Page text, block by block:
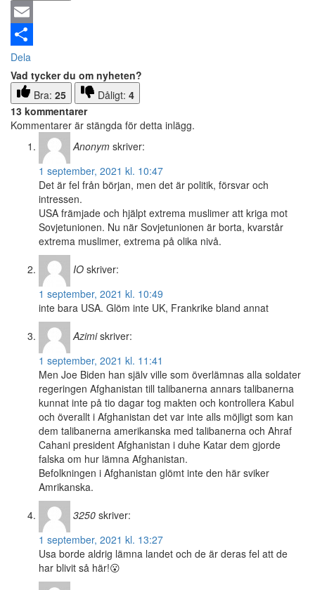
Email
Dela
Vad tycker du om nyheten?
Bra: 25 Dåligt: 4
13 kommentarer
Kommentarer är stängda för detta inlägg.
Anonym skriver:
1 september, 2021 kl. 10:47
Det är fel från början, men det är politik, försvar och
intressen.
USA främjade och hjälpt extrema muslimer att kriga mot
Sovjetunionen. Nu när Sovjetunionen är borta, kvarstår
extrema muslimer, extrema på olika nivå.
IO skriver:
1 september, 2021 kl. 10:49
inte bara USA. Glöm inte UK, Frankrike bland annat
Azimi skriver:
1 september, 2021 kl. 11:41
Men Joe Biden han själv ville som överlämnas alla soldater
regeringen Afghanistan till talibanerna annars talibanerna
kunnat inte på tio dagar tog makten och kontrollera Kabul
och överallt i Afghanistan det var inte alls möjligt som kan
dem talibanerna amerikanska med talibanerna och Ahraf
Cahani president Afghanistan i duhe Katar dem gjorde
falska om hur lämna Afghanistan.
Befolkningen i Afghanistan glömt inte den här sviker
Amrikanska.
3250 skriver:
1 september, 2021 kl. 13:27
Usa borde aldrig lämna landet och de är deras fel att de
har blivit så här!😮